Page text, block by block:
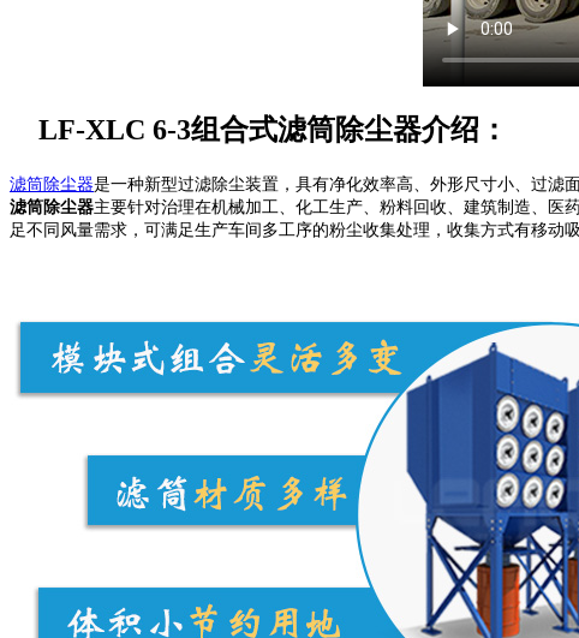
LF-XLC 6-3组合式滤筒除尘器介绍：
滤筒除尘器是一种新型过滤除尘装置，具有净化效率高、外形尺寸小、过滤
滤筒除尘器主要针对治理在机械加工、化工生产、粉料回收、建筑制造、医
足不同风量需求，可满足生产车间多工序的粉尘收集处理，收集方式有移动